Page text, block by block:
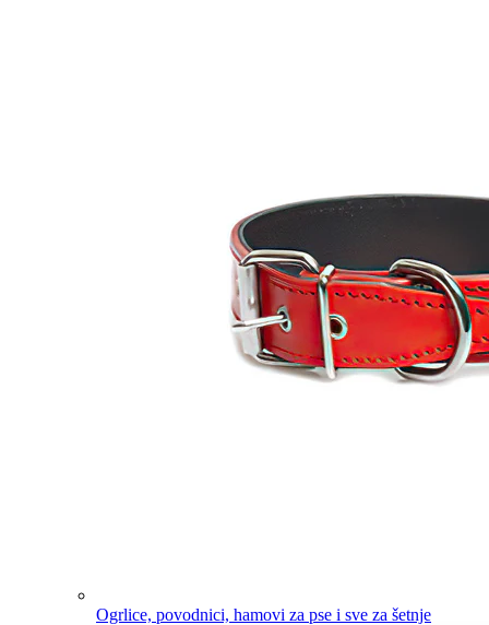
Ogrlice, povodnici, hamovi za pse i sve za šetnje